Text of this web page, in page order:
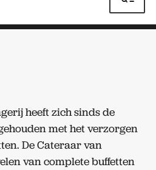
heeft zich sinds de
met het verzorgen
De Cateraar van
van complete buffetten